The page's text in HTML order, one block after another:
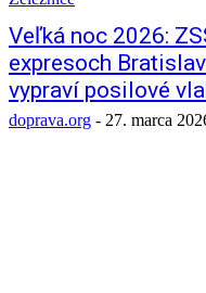
Veľká noc 2026:
expresoch
vypraví posilové
doprava.org - 27. marca